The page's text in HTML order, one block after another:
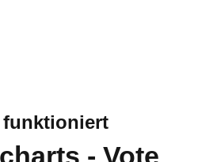
funktioniert
- Vote